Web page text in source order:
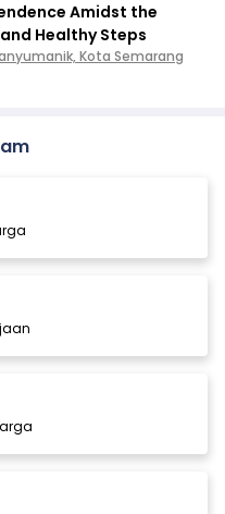
Amidst the
Healthy Steps
Kota Semarang